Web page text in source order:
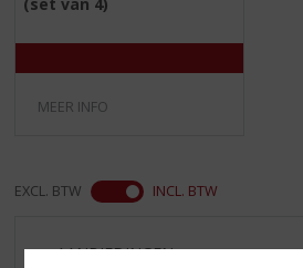
5
MEER INFO
EXCL. BTW INCL. BTW
AANBIEDINGEN